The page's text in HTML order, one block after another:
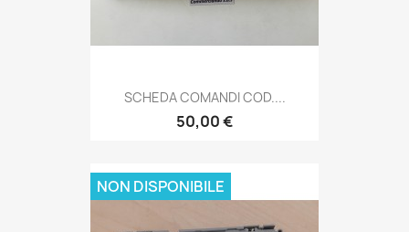
SCHEDA COMANDI COD....
50,00 €
NON DISPONIBILE